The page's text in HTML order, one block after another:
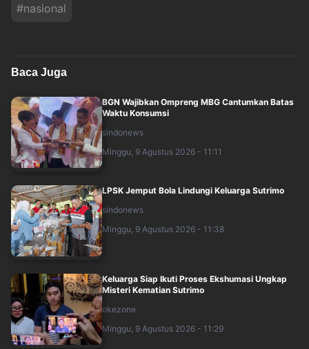
#nasional
Baca Juga
BGN Wajibkan Ompreng MBG Cantumkan Batas
Waktu Konsumsi
sindonews
Minggu, 9 Agustus 2026 - 11:11
LPSK Jemput Bola Lindungi Keluarga Sutrimo
sindonews
Minggu, 9 Agustus 2026 - 11:38
Keluarga Siap Ikuti Proses Ekshumasi Ungkap
Misteri Kematian Sutrimo
okezone
Minggu, 9 Agustus 2026 - 11:29